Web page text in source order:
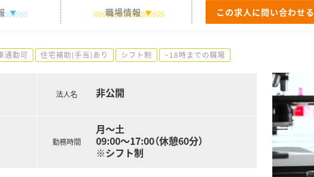
職場情報 この求人に問い合わせる
通勤可 住宅補助(手当)あり シフト制 ~18時までの職場
法人名 非公開
勤務時間
月～土
09:00～17:00（休憩60分）
※シフト制